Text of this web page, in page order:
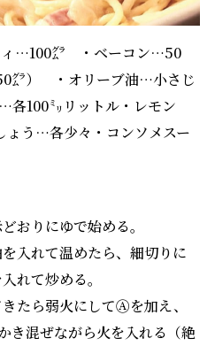
ィ…100㌘ ・ベーコン…50
㌘） ・オリーブ油…小さじ
100㍉リットル・レモン
う…各少々・コンソメスー
おりにゆで始める。
入れて温めたら、細切りに
れて炒める。
たら弱火にしてⒶを加え、
き混ぜながら火を入れる（絶